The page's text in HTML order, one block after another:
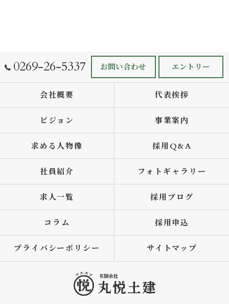
0269-26-5337 お問い合わせ エントリー
会社概要 代表挨拶
ビジョン 事業案内
求める人物像 採用Q&A
社員紹介 フォトギャラリー
求人一覧 採用ブログ
コラム 採用申込
プライバシーポリシー サイトマップ